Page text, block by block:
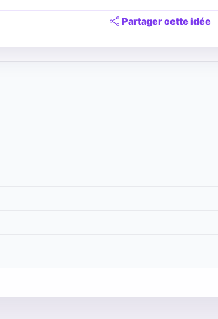
Partager cette idée